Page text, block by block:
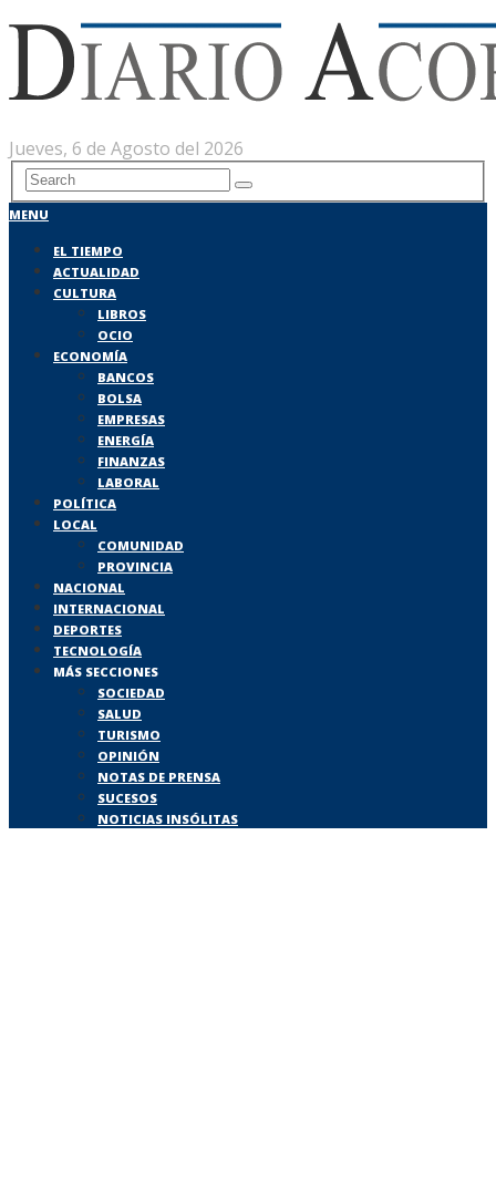
Jueves, 6 de Agosto del 2026
MENU
EL TIEMPO
ACTUALIDAD
CULTURA
LIBROS
OCIO
ECONOMÍA
BANCOS
BOLSA
EMPRESAS
ENERGÍA
FINANZAS
LABORAL
POLÍTICA
LOCAL
COMUNIDAD
PROVINCIA
NACIONAL
INTERNACIONAL
DEPORTES
TECNOLOGÍA
MÁS SECCIONES
SOCIEDAD
SALUD
TURISMO
OPINIÓN
NOTAS DE PRENSA
SUCESOS
NOTICIAS INSÓLITAS